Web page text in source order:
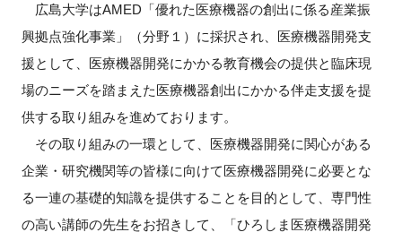
マイページ
新規登録
イベント
プログラム
広島大学はAMED「優れた医療機器の創出に係る産業振
興拠点強化事業」（分野１）に採択され、医療機器開発支
援として、医療機器開発にかかる教育機会の提供と臨床現
場のニーズを踏まえた医療機器創出にかかる伴走支援を提
供する取り組みを進めております。
その取り組みの一環として、医療機器開発に関心がある
企業・研究機関等の皆様に向けて医療機器開発に必要とな
る一連の基礎的知識を提供することを目的として、専門性
の高い講師の先生をお招きして、「ひろしま医療機器開発